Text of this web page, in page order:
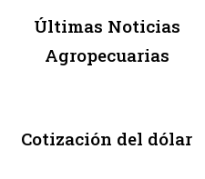
Últimas Noticias
Agropecuarias
Cotización del dólar